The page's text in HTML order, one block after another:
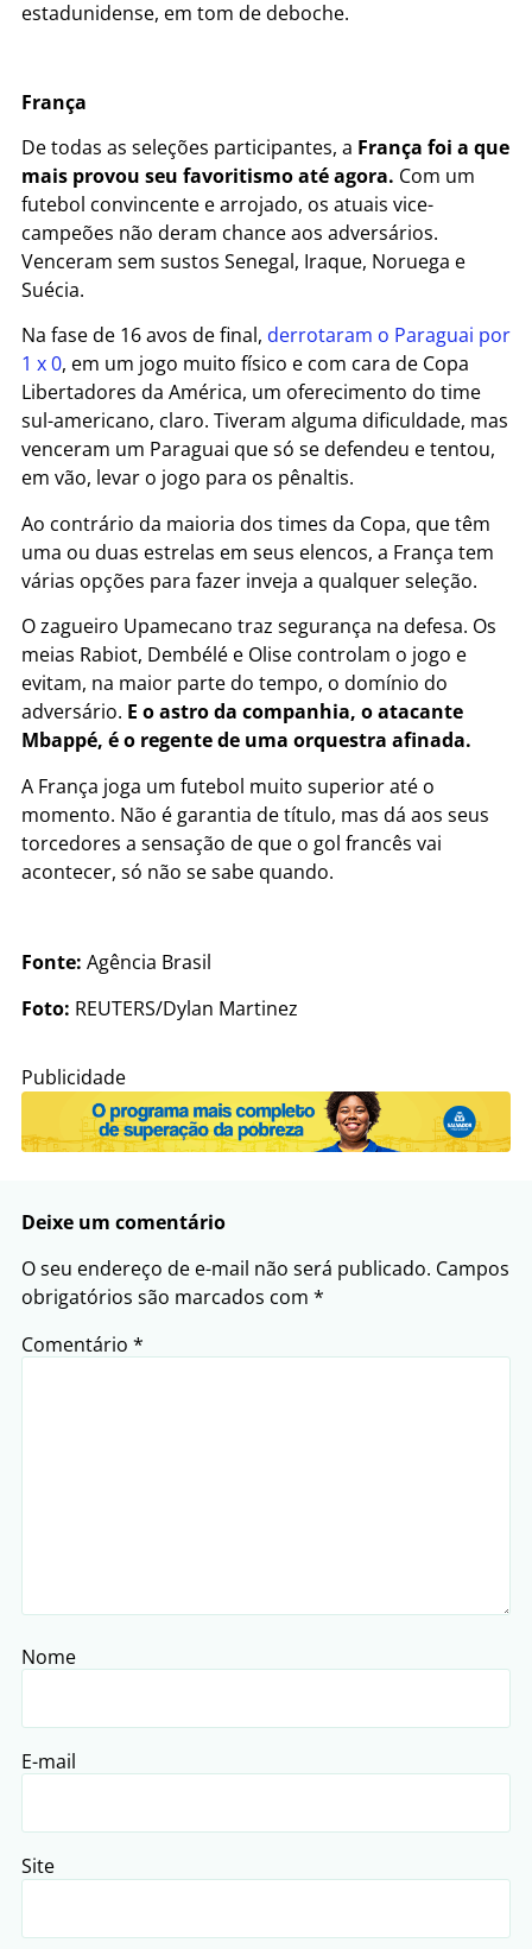
estadunidense, em tom de deboche.
França
De todas as seleções participantes, a França foi a que
mais provou seu favoritismo até agora. Com um
futebol convincente e arrojado, os atuais vice-
campeões não deram chance aos adversários.
Venceram sem sustos Senegal, Iraque, Noruega e
Suécia.
Na fase de 16 avos de final, derrotaram o Paraguai por
1 x 0, em um jogo muito físico e com cara de Copa
Libertadores da América, um oferecimento do time
sul-americano, claro. Tiveram alguma dificuldade, mas
venceram um Paraguai que só se defendeu e tentou,
em vão, levar o jogo para os pênaltis.
Ao contrário da maioria dos times da Copa, que têm
uma ou duas estrelas em seus elencos, a França tem
várias opções para fazer inveja a qualquer seleção.
O zagueiro Upamecano traz segurança na defesa. Os
meias Rabiot, Dembélé e Olise controlam o jogo e
evitam, na maior parte do tempo, o domínio do
adversário. E o astro da companhia, o atacante
Mbappé, é o regente de uma orquestra afinada.
A França joga um futebol muito superior até o
momento. Não é garantia de título, mas dá aos seus
torcedores a sensação de que o gol francês vai
acontecer, só não se sabe quando.
Fonte: Agência Brasil
Foto: REUTERS/Dylan Martinez
Publicidade
Deixe um comentário
O seu endereço de e-mail não será publicado. Campos
obrigatórios são marcados com *
Comentário *
Nome
E-mail
Site